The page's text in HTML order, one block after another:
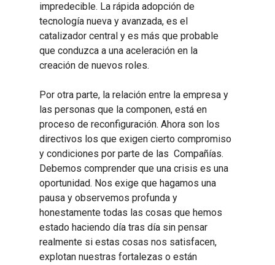
impredecible. La rápida adopción de
tecnología nueva y avanzada, es el
catalizador central y es más que probable
que conduzca a una aceleración en la
creación de nuevos roles.
Por otra parte, la relación entre la empresa y
las personas que la componen, está en
proceso de reconfiguración. Ahora son los
directivos los que exigen cierto compromiso
y condiciones por parte de las Compañías.
Debemos comprender que una crisis es una
oportunidad. Nos exige que hagamos una
pausa y observemos profunda y
honestamente todas las cosas que hemos
estado haciendo día tras día sin pensar
realmente si estas cosas nos satisfacen,
explotan nuestras fortalezas o están